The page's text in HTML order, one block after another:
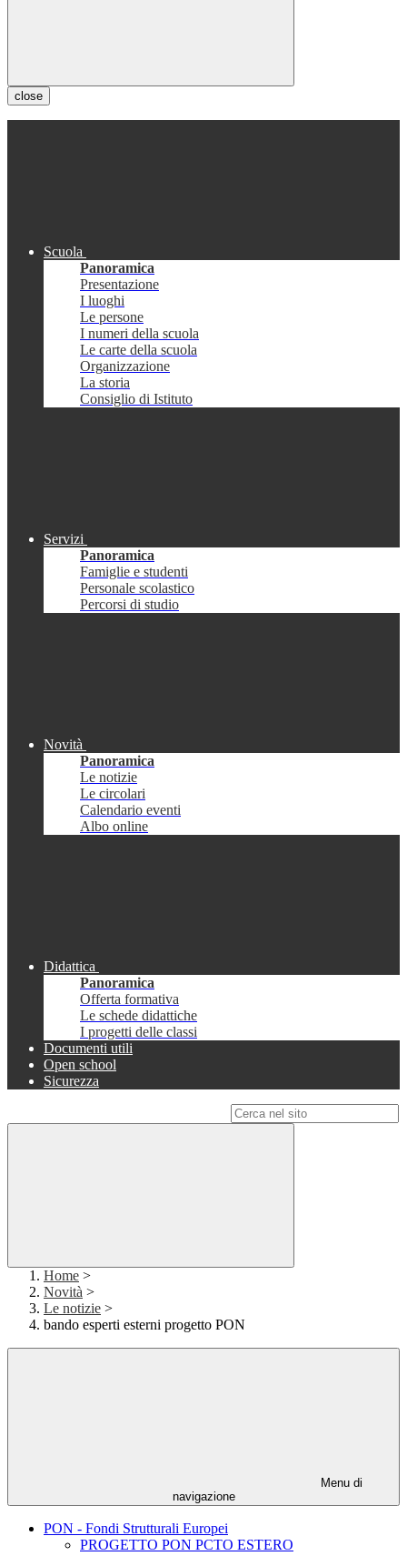
close
Scuola
Panoramica
Presentazione
I luoghi
Le persone
I numeri della scuola
Le carte della scuola
Organizzazione
La storia
Consiglio di Istituto
Servizi
Panoramica
Famiglie e studenti
Personale scolastico
Percorsi di studio
Novità
Panoramica
Le notizie
Le circolari
Calendario eventi
Albo online
Didattica
Panoramica
Offerta formativa
Le schede didattiche
I progetti delle classi
Documenti utili
Open school
Sicurezza
Home >
Novità >
Le notizie >
bando esperti esterni progetto PON
Menu di
navigazione
PON - Fondi Strutturali Europei
PROGETTO PON PCTO ESTERO